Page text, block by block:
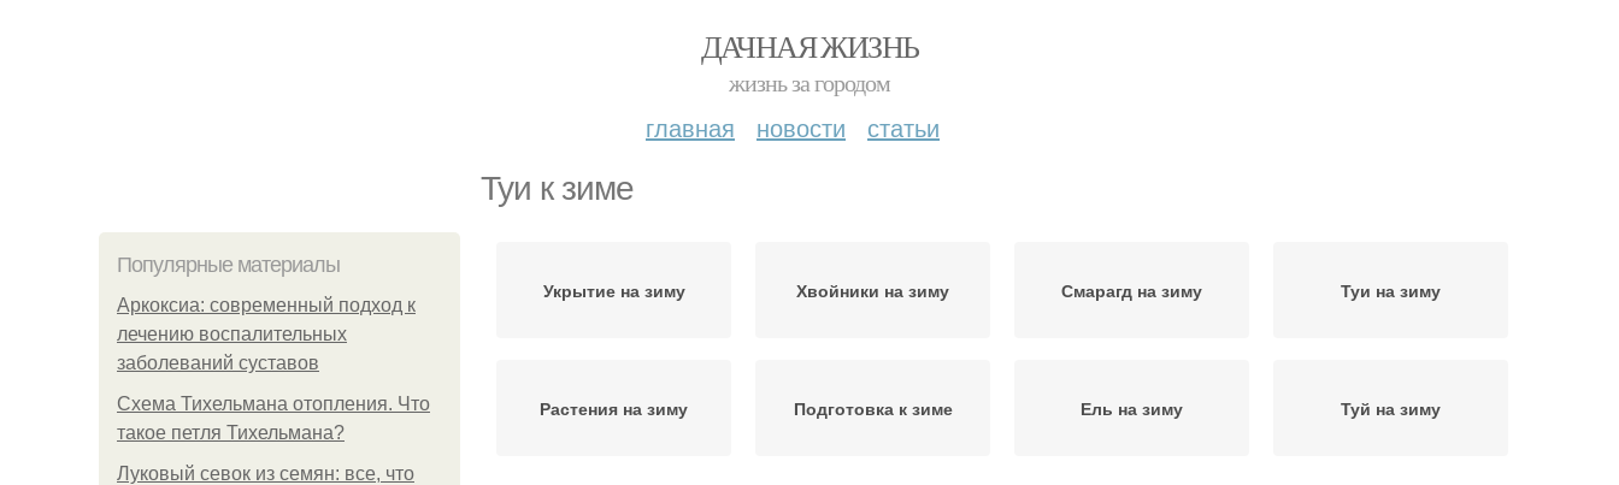
ДАЧНАЯ ЖИЗНЬ
жизнь за городом
главная новости статьи
Туи к зиме
Популярные материалы
Аркоксиа: современный подход к
лечению воспалительных
заболеваний суставов
Схема Тихельмана отопления. Что
такое петля Тихельмана?
Луковый севок из семян: все, что
Укрытие на зиму Хвойники на зиму Смарагд на зиму Туи на зиму
Растения на зиму Подготовка к зиме Ель на зиму Туй на зиму